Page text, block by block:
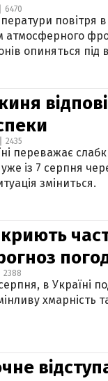
6470
повітря в
атмосферного
опиняться
2435
переважає
із 7 серпня
зміниться.
2388
в Україні
хмарність